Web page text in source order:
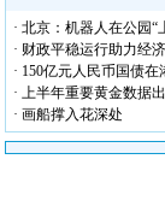
· 北京：机器人在公园“
· 财政平稳运行助力经
· 150亿元人民币国债在
· 上半年重要黄金数据
· 画船撑入花深处